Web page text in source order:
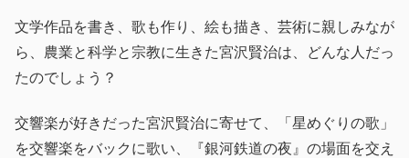
文学作品を書き、歌も作り、絵も描き、芸術に親しみなが
ら、農業と科学と宗教に生きた宮沢賢治は、どんな人だっ
たのでしょう？
交響楽が好きだった宮沢賢治に寄せて、「星めぐりの歌」
を交響楽をバックに歌い、『銀河鉄道の夜』の場面を交え